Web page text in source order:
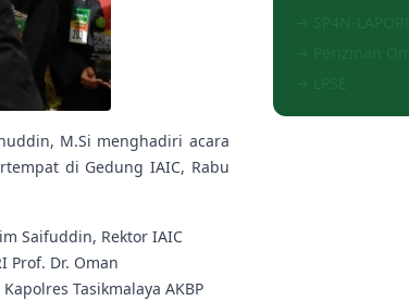
M.Si menghadiri acara
di Gedung IAIC, Rabu
Saifuddin, Rektor IAIC
Prof. Dr. Oman
Tasikmalaya AKBP